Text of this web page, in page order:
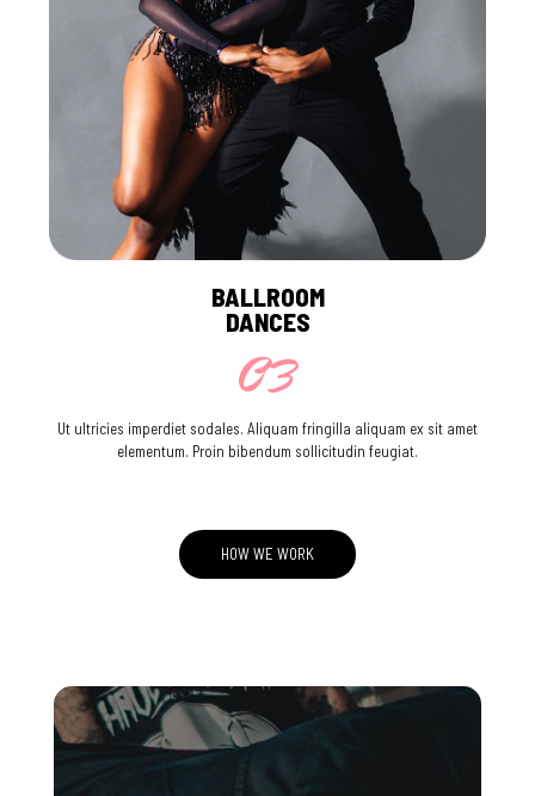
BALLROOM
DANCES
03
Ut ultricies imperdiet sodales. Aliquam fringilla aliquam ex sit amet
elementum. Proin bibendum sollicitudin feugiat.
HOW WE WORK